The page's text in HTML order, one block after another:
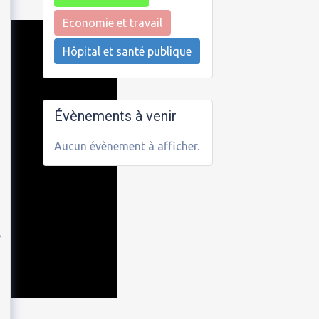
Economie et travail
Hôpital et santé publique
Évènements à venir
Aucun évènement à afficher.